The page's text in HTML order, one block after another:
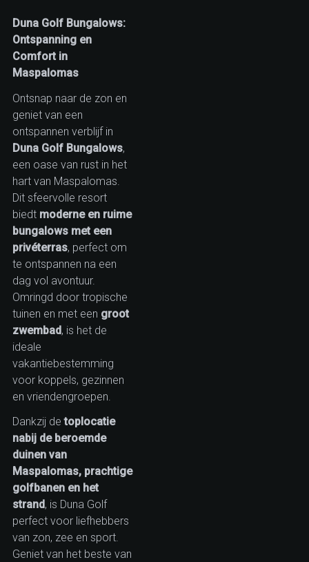
Duna Golf Bungalows:
Ontspanning en
Comfort in
Maspalomas
Ontsnap naar de zon en
geniet van een
ontspannen verblijf in
Duna Golf Bungalows,
een oase van rust in het
hart van Maspalomas.
Dit sfeervolle resort
biedt moderne en ruime
bungalows met een
privéterras, perfect om
te ontspannen na een
dag vol avontuur.
Omringd door tropische
tuinen en met een groot
zwembad, is het de
ideale
vakantiebestemming
voor koppels, gezinnen
en vriendengroepen.
Dankzij detoplocatie
nabij de beroemde
duinen van
Maspalomas, prachtige
golfbanen en het
strand , is Duna Golf
perfect voor liefhebbers
van zon, zee en sport.
Geniet van het beste van